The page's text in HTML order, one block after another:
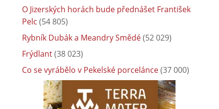
O Jizerských horách bude přednášet František
Pelc (54 805)
Rybník Dubák a Meandry Smědé(52 029)
Frýdlant(38 023)
Co se vyrábělo v Pekelské porcelánce(37 000)